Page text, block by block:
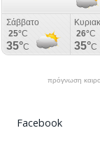
πρόγνωση
Facebook